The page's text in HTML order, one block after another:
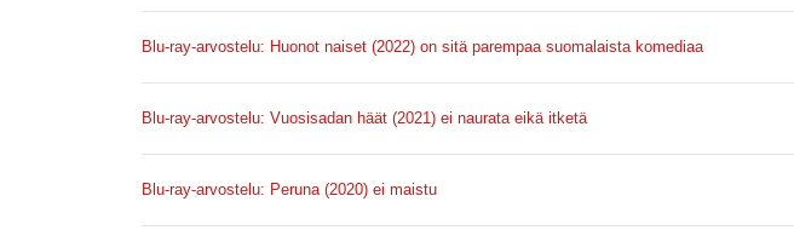
Blu-ray-arvostelu: Huonot naiset (2022) on sitä parempaa suomalaista komediaa
Blu-ray-arvostelu: Vuosisadan häät (2021) ei naurata eikä itketä
Blu-ray-arvostelu: Peruna (2020) ei maistu